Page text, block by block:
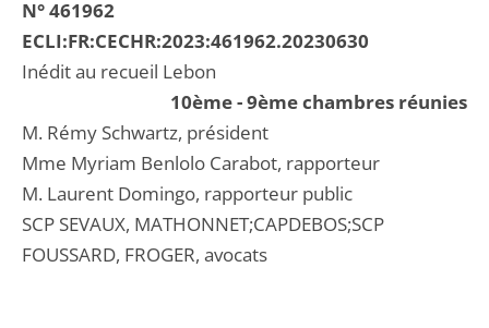
N° 461962
ECLI:FR:CECHR:2023:461962.20230630
Inédit au recueil Lebon
10ème - 9ème chambres réunies
M. Rémy Schwartz, président
Mme Myriam Benlolo Carabot, rapporteur
M. Laurent Domingo, rapporteur public
SCP SEVAUX, MATHONNET;CAPDEBOS;SCP
FOUSSARD, FROGER, avocats